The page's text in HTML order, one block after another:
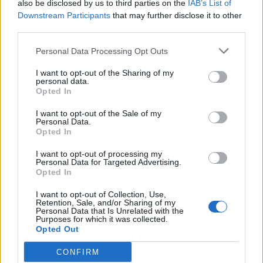
also be disclosed by us to third parties on the IAB’s List of
Downstream Participants that may further disclose it to other
Personal Data Processing Opt Outs
I want to opt-out of the Sharing of my
personal data.
Opted In
I want to opt-out of the Sale of my
Personal Data.
Opted In
I want to opt-out of processing my
Personal Data for Targeted Advertising.
Opted In
I want to opt-out of Collection, Use,
Retention, Sale, and/or Sharing of my
Personal Data that Is Unrelated with the
Purposes for which it was collected.
Opted Out
CONFIRM
Ню Йорк стана 14-ият щат на САЩ, в
06.08.2026 / 16:00